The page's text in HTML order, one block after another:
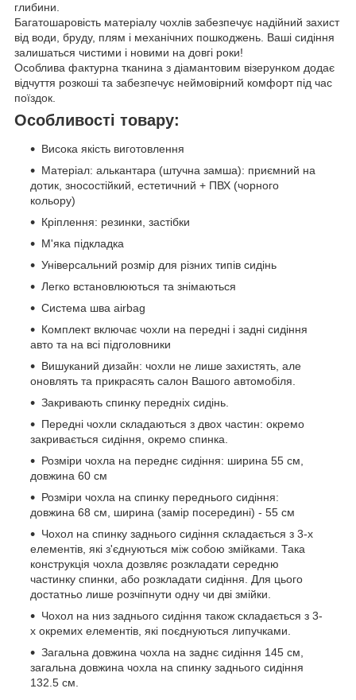
глибини.
Багатошаровість матеріалу чохлів забезпечує надійний захист
від води, бруду, плям і механічних пошкоджень. Ваші сидіння
залишаться чистими і новими на довгі роки!
Особлива фактурна тканина з діамантовим візерунком додає
відчуття розкоші та забезпечує неймовірний комфорт під час
поїздок.
Особливості товару:
Висока якість виготовлення
Матеріал: алькантара (штучна замша): приємний на
дотик, зносостійкий, естетичний + ПВХ (чорного
кольору)
Кріплення: резинки, застібки
М'яка підкладка
Універсальний розмір для різних типів сидінь
Легко встановлюються та знімаються
Система шва airbag
Комплект включає чохли на передні і задні сидіння
авто та на всі підголовники
Вишуканий дизайн: чохли не лише захистять, але
оновлять та прикрасять салон Вашого автомобіля.
Закривають спинку передніх сидінь.
Передні чохли складаються з двох частин: окремо
закривається сидіння, окремо спинка.
Розміри чохла на переднє сидіння: ширина 55 см,
довжина 60 см
Розміри чохла на спинку переднього сидіння:
довжина 68 см, ширина (замір посередині) - 55 см
Чохол на спинку заднього сидіння складається з 3-х
елементів, які з'єднуються між собою змійками. Така
конструкція чохла дозвляє розкладати середню
частинку спинки, або розкладати сидіння. Для цього
достатньо лише розчіпнути одну чи дві змійки.
Чохол на низ заднього сидіння також складається з 3-
х окремих елементів, які поєднуються липучками.
Загальна довжина чохла на заднє сидіння 145 см,
загальна довжина чохла на спинку заднього сидіння
132.5 см.